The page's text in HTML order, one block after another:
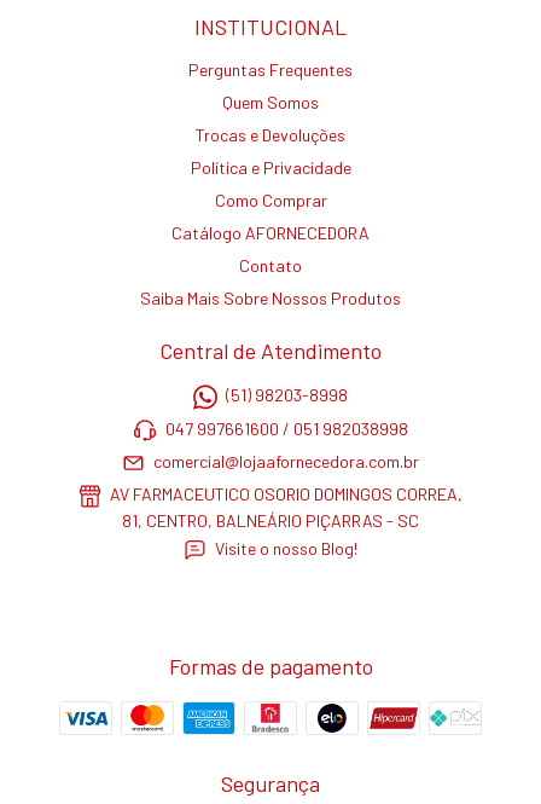
INSTITUCIONAL
Perguntas Frequentes
Quem Somos
Trocas e Devoluções
Política e Privacidade
Como Comprar
Catálogo AFORNECEDORA
Contato
Saiba Mais Sobre Nossos Produtos
Central de Atendimento
(51) 98203-8998
047 997661600 / 051 982038998
comercial@lojaafornecedora.com.br
AV FARMACEUTICO OSORIO DOMINGOS CORREA,
81, CENTRO, BALNEÁRIO PIÇARRAS - SC
Visite o nosso Blog!
Formas de pagamento
Segurança